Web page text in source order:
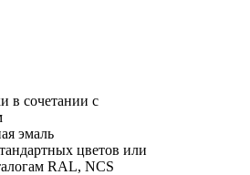
в сочетании с
эмаль
цветов или
RAL, NCS